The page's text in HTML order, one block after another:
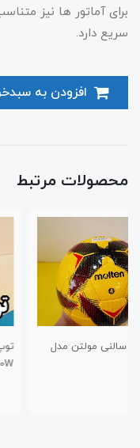
برای آماتور ها نیز
سریع دارد.
محصولات مرتبط
توپ والیبال اورجینال